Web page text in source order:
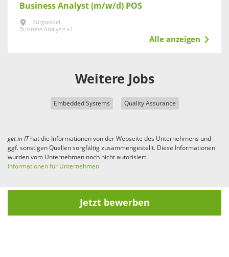
Business Analyst (m/w/d) POS
Burgwedel
Business Analysis +1
Alle anzeigen
Weitere Jobs
Embedded Systems Quality Assurance
get in IThat die Informationen von der Webseite des Unternehmens und
ggf. sonstigen Quellen sorgfältig zusammengestellt. Diese Informationen
wurden vom Unternehmen noch nicht autorisiert.
Informationen für Unternehmen
Jetzt bewerben